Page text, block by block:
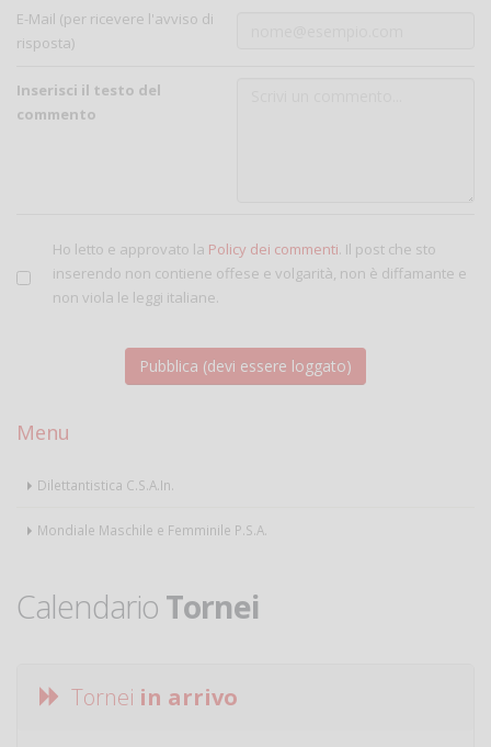
E-Mail (per ricevere l'avviso di
risposta)
Inserisci il testo del
commento
Ho letto e approvato la Policy dei commenti. Il post che sto
inserendo non contiene offese e volgarità, non è diffamante e
non viola le leggi italiane.
Menu
Dilettantistica C.S.A.In.
Mondiale Maschile e Femminile P.S.A.
Calendario Tornei
Tornei in arrivo